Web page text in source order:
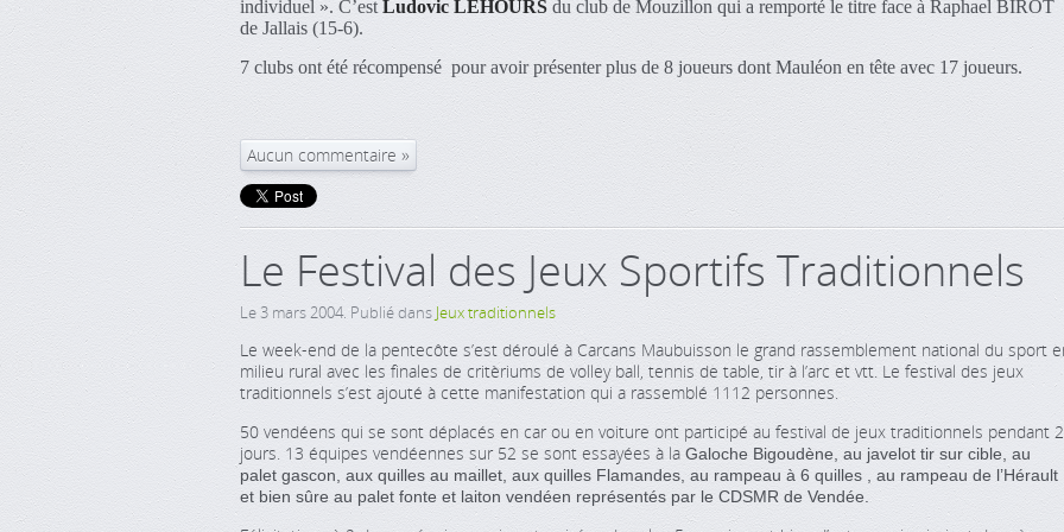
individuel ». C’est Ludovic LEHOURS du club de Mouzillon qui a remporté le titre face à Raphael BIROT
de Jallais (15-6).
7 clubs ont été récompensé pour avoir présenter plus de 8 joueurs dont Mauléon en tête avec 17 joueurs.
Aucun commentaire
Le Festival des Jeux Sportifs Traditionnels
Le3 mars 2004. Publié dans Jeux traditionnels
Le week-end de la pentecôte s’est déroulé à Carcans Maubuisson le grand rassemblement national du sport
milieu rural avec les finales de critèriums de volley ball, tennis de table, tir à l’arc et vtt. Le festival des jeux
traditionnels s’est ajouté à cette manifestation qui a rassemblé 1112 personnes.
50 vendéens qui se sont déplacés en car ou en voiture ont participé au festival de jeux traditionnels pendant 2
jours. 13 équipes vendéennes sur 52 se sont essayées à la Galoche Bigoudène, au javelot tir sur cible, au
palet gascon, aux quilles au maillet, aux quilles Flamandes, au rampeau à 6 quilles , au rampeau de l’Hérault
et bien sûre au palet fonte et laiton vendéen représentés par le CDSMR de Vendée.